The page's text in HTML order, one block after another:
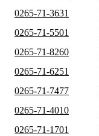
0265-71-3631
0265-71-5501
0265-71-8260
0265-71-6251
0265-71-7477
0265-71-4010
0265-71-1701